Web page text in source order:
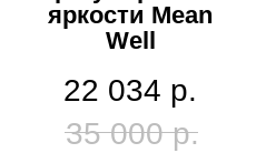
яркости Mean
Well
22 034 р.
35 000 р.